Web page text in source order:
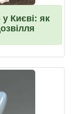
Києві: як